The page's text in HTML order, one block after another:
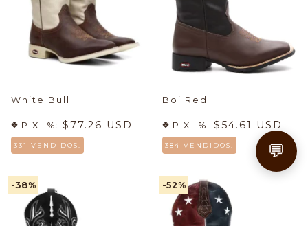
White Bull
PIX -%: $77.26 USD
331 VENDIDOS.
Boi Red
PIX -%: $54.61 USD
384 VENDIDOS.
-38% -52%
💬